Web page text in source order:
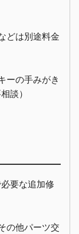
どは別途料金
ーの手みがき
談）
要な追加修
の他パーツ交